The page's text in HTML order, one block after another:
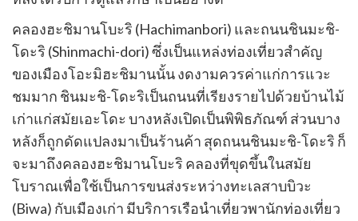
คลองฮะชิมานโบะริ (Hachimanbori) และถนนชินมะชิ-
โดะริ (Shinmachi-dori) ซึ่งเป็นแหล่งท่องเที่ยวสำคัญ
ของเมืองโอะมิฮะชิมานนั้น งดงามควรค่าแก่การแวะ
ชมมาก ชินมะชิ-โดะริเป็นถนนที่เรียงรายไปด้วยบ้านไม้
เก่าแก่สมัยเอะโดะ บางหลังเปิดเป็นพิพิธภัณฑ์ ส่วนบาง
หลังก็ถูกดัดแปลงมาเป็นร้านค้า สุดถนนชินมะชิ-โดะริ ก็
จะมาถึงคลองฮะชิมานโบะริ คลองที่ขุดขึ้นในสมัย
โบราณเพื่อใช้เป็นการขนส่งระหว่างทะเลสาบบิวะ
(Biwa) กับเมืองเก่า มีบริการเรือนำเที่ยวพานักท่องเที่ยว